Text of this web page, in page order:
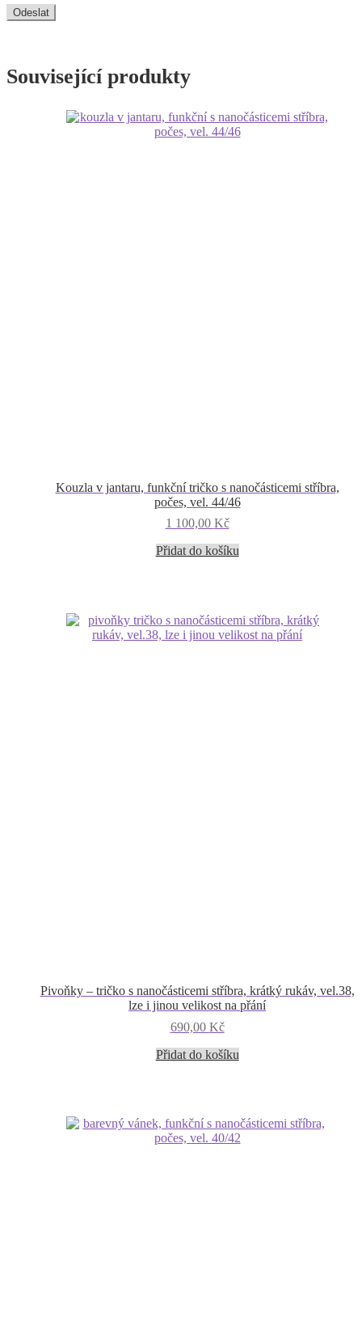
Související produkty
Kouzla v jantaru, funkční tričko s nanočásticemi stříbra,
počes, vel. 44/46
1 100,00 Kč
Přidat do košíku
Pivoňky – tričko s nanočásticemi stříbra, krátký rukáv, vel.38,
lze i jinou velikost na přání
690,00 Kč
Přidat do košíku